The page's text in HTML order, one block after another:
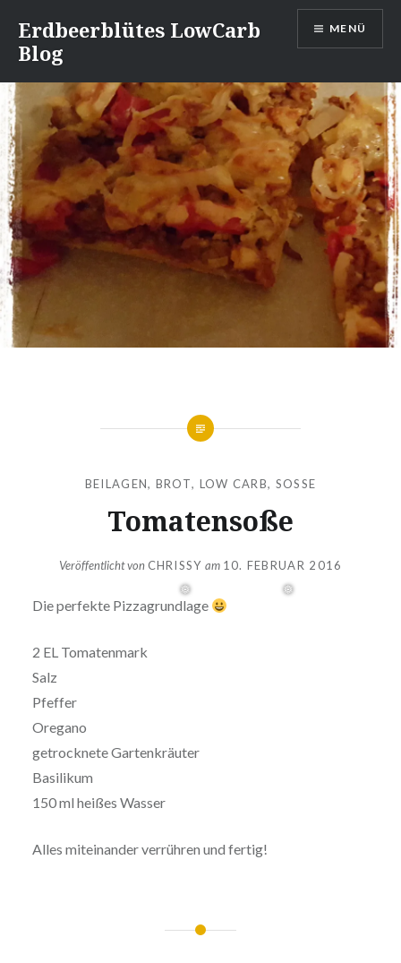
zum
Inhalt
Erdbeerblütes LowCarb
Blog
MENÜ
BEILAGEN, BROT, LOW CARB, SOSSE
Tomatensoße
Veröffentlicht von CHRISSY am 10. FEBRUAR 2016
Die perfekte Pizzagrundlage
2 EL Tomatenmark
Salz
Pfeffer
Oregano
getrocknete Gartenkräuter
Basilikum
150 ml heißes Wasser
Alles miteinander verrühren und fertig!
Beitragsnavigation